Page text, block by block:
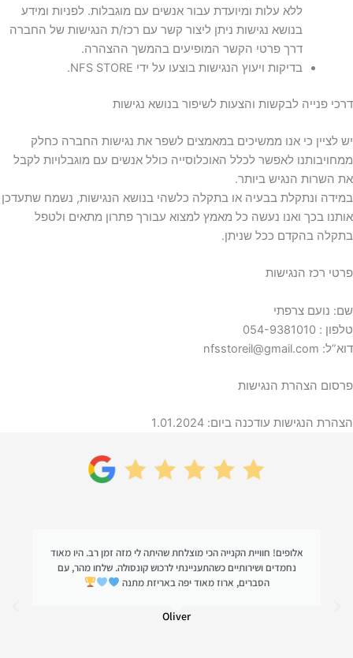
ללא עלות ומיועדת עבור אנשים עם מוגבלות. לפניות ומידע
בנושא נגישות ניתן ליצור קשר עם רכז/ת הנגישות של החברה
דרך פרטי הקשר המופיעים בהמשך ההצהרה.
בדיקות ויעוץ הנגישות בוצעו על ידי NFS STORE.
דרכי פנייה לבקשות והצעות לשיפור בנושא נגישות
יש לציין כי אנו ממשיכים במאמצים לשפר את נגישות החברה כחלק
ממחויבותנו לאפשר לכלל האוכלוסייה כולל אנשים עם מוגבלויות לקבל
את השרות הנגיש ביותר.
במידה ונתקלת בבעיה או בתקלה כלשהי בנושא הנגישות, נשמח שתעדכן
אותנו בכך ואנו נעשה כל מאמץ למצוא עבורך פתרון מתאים ולטפל
בתקלה בהקדם ככל שניתן.
פרטי רכז הנגישות
שם: נועם צרפתי
טלפון : 054-9381010
דוא”ל: nfsstoreil@gmail.com
פרסום הצהרת הנגישות
הצהרת הנגישות עודכנה ביום: 1.01.2024
אלופים! חוויית הקנייה הכי מוצלחת שהיתה לי מזה זמן רב. היו מאוד
נחמדים ושירותיים כשהתעניינתי לרכוש קונסולה. שלחו מהר, עם
הסברים, ארוז מאוד יפה באריזת מתנה
Oliver